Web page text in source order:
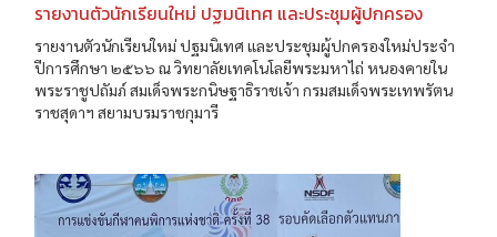
รายงานตัวนักเรียนใหม่ ปฐมนิเทศ และประชุมผู้ปกครอง
รายงานตัวนักเรียนใหม่ ปฐมนิเทศ และประชุมผู้ปกครองใหม่ประจำ
ปีการศึกษา ๒๕๖๖ ณ วิทยาลัยเทคโนโลยีพระมหาไถ่ หนองคายใน
พระราชูปถัมภ์ สมเด็จพระกนิษฐาธิราชเจ้า กรมสมเด็จพระเทพรัตน
ราชสุดาฯ สยามบรมราชกุมารี